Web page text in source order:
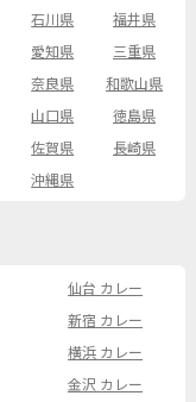
石川県
福井県
愛知県
三重県
奈良県
和歌山県
山口県
徳島県
佐賀県
長崎県
沖縄県
仙台 カレー
新宿 カレー
横浜 カレー
金沢 カレー